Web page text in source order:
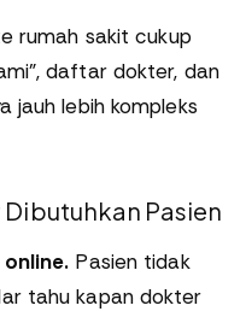
rumah sakit cukup
daftar dokter, dan
jauh lebih kompleks
Pasien
Pasien tidak
tahu kapan dokter